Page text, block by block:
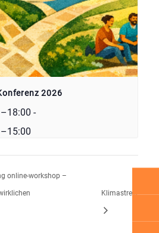
2026
-
online-workshop –
Klimastreik